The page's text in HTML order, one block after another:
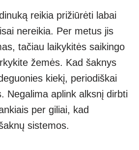
reikia prižiūrėti labai
nereikia. Per metus jis
tačiau laikykitės saikingo
žemės. Kad šaknys
kiekį, periodiškai
Negalima aplink alksnį dirbti
per giliai, kad
sistemos.